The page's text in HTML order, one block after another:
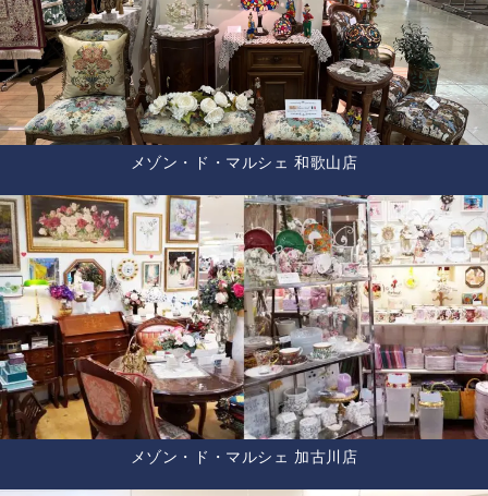
メゾン・ド・マルシェ 和歌山店
メゾン・ド・マルシェ 加古川店